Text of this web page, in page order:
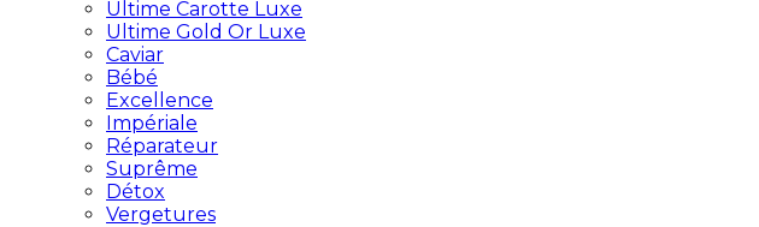
Ultime Carotte Luxe
Ultime Gold Or Luxe
Caviar
Bébé
Excellence
Impériale
Réparateur
Suprême
Détox
Vergetures